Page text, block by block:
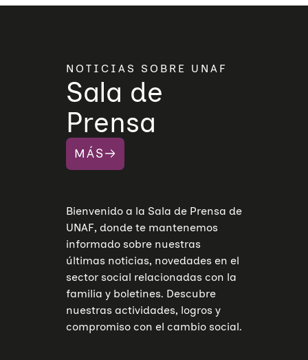
NOTICIAS SOBRE UNAF
Sala de
Prensa
MÁS
Bienvenido a la Sala de Prensa de
UNAF, donde te mantenemos
informado sobre nuestras
últimas noticias, novedades en el
sector social relacionadas con la
familia y boletines. Descubre
nuestras actividades, logros y
compromiso con el cambio social.